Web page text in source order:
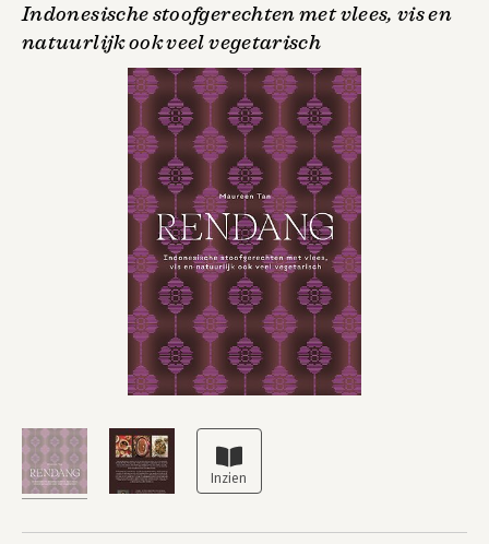
Indonesische stoofgerechten met vlees, vis en
natuurlijk ook veel vegetarisch